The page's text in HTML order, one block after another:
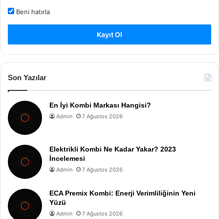
Beni hatırla
Kayıt Ol
Son Yazılar
En İyi Kombi Markası Hangisi?
Admin 7 Ağustos 2026
Elektrikli Kombi Ne Kadar Yakar? 2023
İncelemesi
Admin 7 Ağustos 2026
ECA Premix Kombi: Enerji Verimliliğinin Yeni
Yüzü
Admin 7 Ağustos 2026